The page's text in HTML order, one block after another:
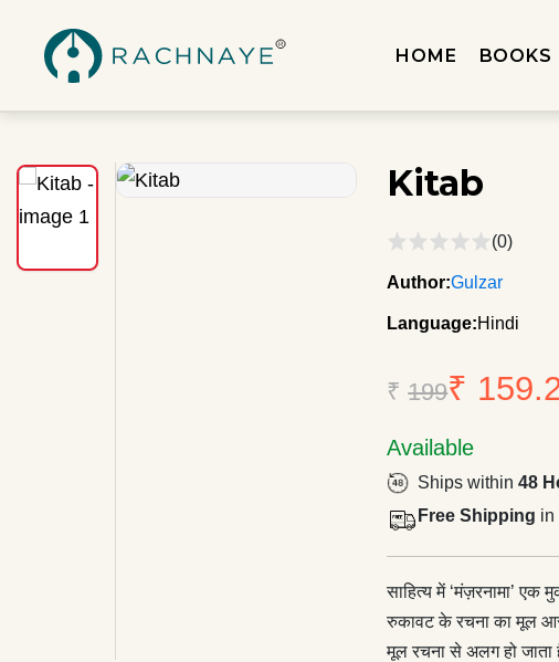
HOME BOOKS
Kitab
(0)
Author:Gulzar
Language:Hindi
₹199₹
Available
Ships within48
Free Shipping in
साहित्य में ‘मंज़रनामा’ एक
रुकावट के रचना का मूल
मूल रचना से अलग हो जाता